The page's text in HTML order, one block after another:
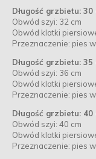
Długość grzbietu: 30
Obwód szyi: 32 cm
Obwód klatki
Przeznaczenie: pies w
Długość grzbietu: 35
Obwód szyi: 36 cm
Obwód klatki
Przeznaczenie: pies
Długość grzbietu: 40
Obwód szyi: 40 cm
Obwód klatki
Przeznaczenie: pies w